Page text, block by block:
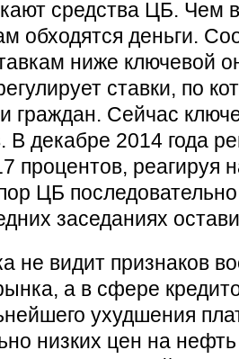
средства ЦБ.
обходятся деньги.
ниже ключевой
ставки, по
граждан. Сейчас
В декабре 2014 года
процентов, реагируя
ЦБ
заседаниях
не видит признаков
а в сфере
ухудшения
низких цен на